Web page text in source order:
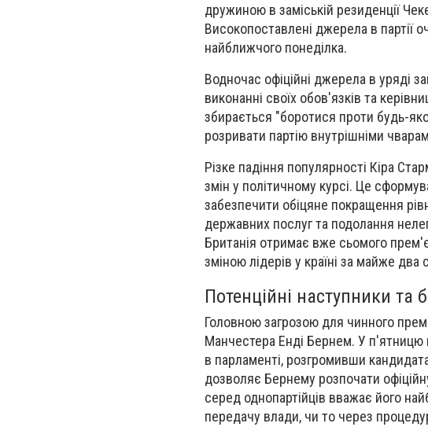
дружиною в заміській резиденції
Високопоставлені джерела в партії
найближчого понеділка.
Водночас офіційні джерела в
виконанні своїх обов'язків та
збирається "боротися проти будь-
розривати партію внутрішніми
Різке падіння популярності Кіра
змін у політичному курсі. Це
забезпечити обіцяне покращення
державних послуг та подолання
Британія отримає вже сьомого
зміною лідерів у країні за майже два
Потенційні наступники та
Головною загрозою для чинного
Манчестера Енді Бернем. У п'ятницю
в парламенті, розгромивши
дозволяє Бернему розпочати
серед однопартійців вважає його
передачу влади, чи то через